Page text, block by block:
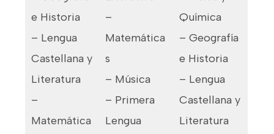
e Historia
– Lengua
Castellana y
Literatura
–
Matemática
–
Matemática
s
– Música
– Primera
Lengua
Química
– Geografía
e Historia
– Lengua
Castellana y
Literatura